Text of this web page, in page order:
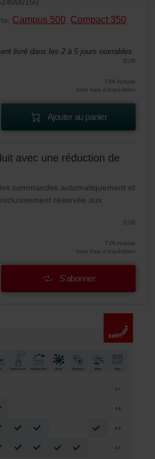
en outre effacer à tout moment
via un navigateur Web ou
Cette opération peut
quel navigateur Web
désactive l’enregistrement
notre site Web ne soient plus
vous invitons à prendre
relative aux cookies.
Zehnder Group
sa: Déclarations de confidentialité
s.r.o.: Zásady ochrany
des données
Política de privacidad
bv: Privacyverklaringen
Privacy Policy
Datenschutz
Oświadczenie o ochronie
Privacy Policy
Campus 500 Compact 350
livré dans les 2 à 5 jours ouvrables
EUR
TVA incluse
hors frais d’expédition
Ajouter au panier
avec une réduction de
commandes automatiquement et
réservée aux
EUR
TVA incluse
hors frais d’expédition
S’abonner